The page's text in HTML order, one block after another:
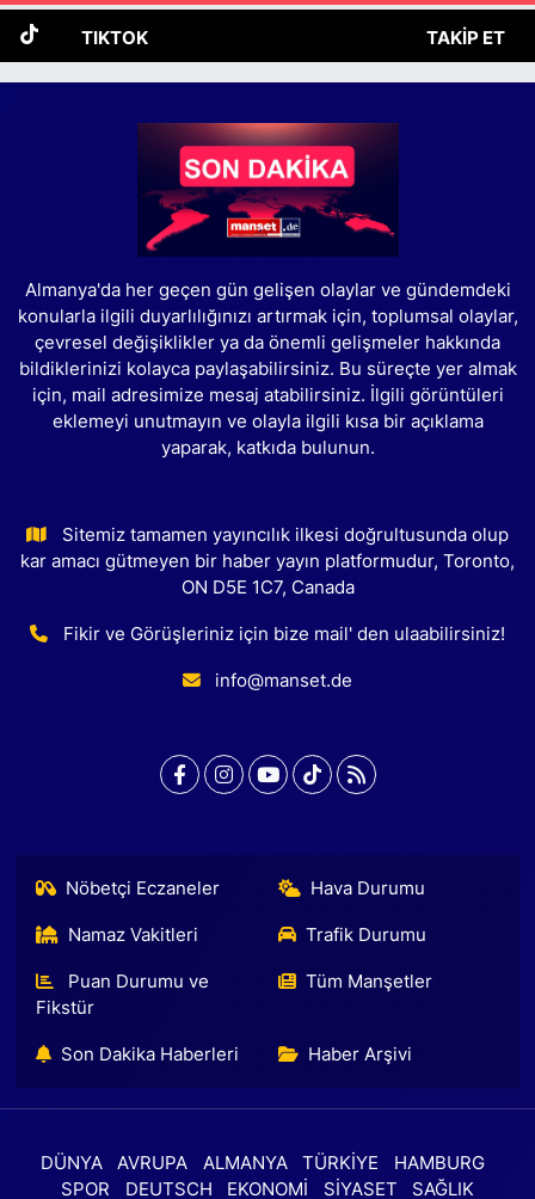
TIKTOK TAKIP ET
Almanya'da her geçen gün gelişen olaylar ve gündemdeki
konularla ilgili duyarlılığınızı artırmak için, toplumsal olaylar,
çevresel değişiklikler ya da önemli gelişmeler hakkında
bildiklerinizi kolayca paylaşabilirsiniz. Bu süreçte yer almak
için, mail adresimize mesaj atabilirsiniz. İlgili görüntüleri
eklemeyi unutmayın ve olayla ilgili kısa bir açıklama
yaparak, katkıda bulunun.
Sitemiz tamamen yayıncılık ilkesi doğrultusunda olup
kar amacı gütmeyen bir haber yayın platformudur, Toronto,
ON D5E 1C7, Canada
Fikir ve Görüşleriniz için bize mail' den ulaabilirsiniz!
info@manset.de
Nöbetçi Eczaneler Hava Durumu
Namaz Vakitleri Trafik Durumu
Puan Durumu ve
Fikstür
Tüm Manşetler
Son Dakika Haberleri Haber Arşivi
DÜNYA AVRUPA ALMANYA TÜRKİYE
HAMBURG
SPOR
DEUTSCH EKONOMİ SİYASET SAĞLIK